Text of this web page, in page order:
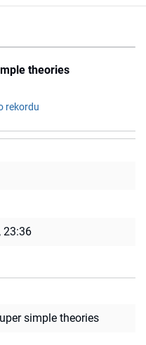
theories
rekordu
23:36
simple theories